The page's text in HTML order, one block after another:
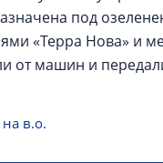
под
«Терра Нова» и
от машин и
в.о.